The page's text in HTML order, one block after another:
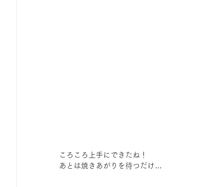
ころころ上手にできたね！
あとは焼きあがりを待つだけ…